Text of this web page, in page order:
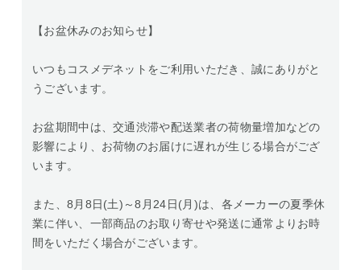
【お盆休みのお知らせ】
いつもコスメデネットをご利用いただき、誠にありがと
うございます。
お盆期間中は、交通渋滞や配送業者の荷物量増加などの
影響により、お荷物のお届けに遅れが生じる場合がござ
います。
また、8月8日(土)～8月24日(月)は、各メーカーの夏季休
業に伴い、一部商品のお取り寄せや発送に通常よりお時
間をいただく場合がございます。